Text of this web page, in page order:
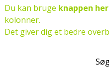
Du kan bruge knappen
kolonner.
Det giver dig et bedre